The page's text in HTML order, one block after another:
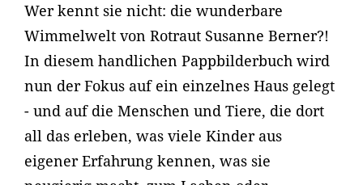
Wer kennt sie nicht: die wunderbare
Wimmelwelt von Rotraut Susanne Berner?!
In diesem handlichen Pappbilderbuch wird
nun der Fokus auf ein einzelnes Haus gelegt
- und auf die Menschen und Tiere, die dort
all das erleben, was viele Kinder aus
eigener Erfahrung kennen, was sie